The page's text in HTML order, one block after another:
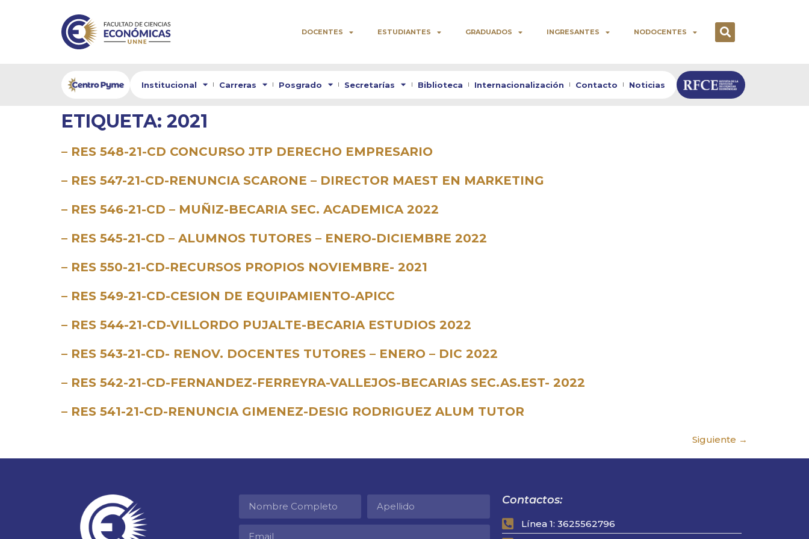
DOCENTES ESTUDIANTES GRADUADOS INGRESANTES NODOCENTES
Institucional Carreras Posgrado Secretarías Biblioteca Internacionalización Contacto Noticias
ETIQUETA: 2021
– RES 548-21-CD CONCURSO JTP DERECHO EMPRESARIO
– RES 547-21-CD-RENUNCIA SCARONE – DIRECTOR MAEST EN MARKETING
– RES 546-21-CD – MUÑIZ-BECARIA SEC. ACADEMICA 2022
– RES 545-21-CD – ALUMNOS TUTORES – ENERO-DICIEMBRE 2022
– RES 550-21-CD-RECURSOS PROPIOS NOVIEMBRE- 2021
– RES 549-21-CD-CESION DE EQUIPAMIENTO-APICC
– RES 544-21-CD-VILLORDO PUJALTE-BECARIA ESTUDIOS 2022
– RES 543-21-CD- RENOV. DOCENTES TUTORES – ENERO – DIC 2022
– RES 542-21-CD-FERNANDEZ-FERREYRA-VALLEJOS-BECARIAS SEC.AS.EST- 2022
– RES 541-21-CD-RENUNCIA GIMENEZ-DESIG RODRIGUEZ ALUM TUTOR
Siguiente →
Contactos:
Línea 1: 3625562796